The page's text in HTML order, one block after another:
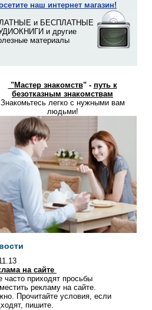
наш интернет магазин!
и БЕСПЛАТНЫЕ
и другие
материалы
"Мастер знакомств" - путь к
безотказным знакомствам
Знакомьтесь легко с нужными вам
людьми!
на сайте
часто приходят просьбы
рекламу на сайте.
Прочитайте условия, если
пишите.